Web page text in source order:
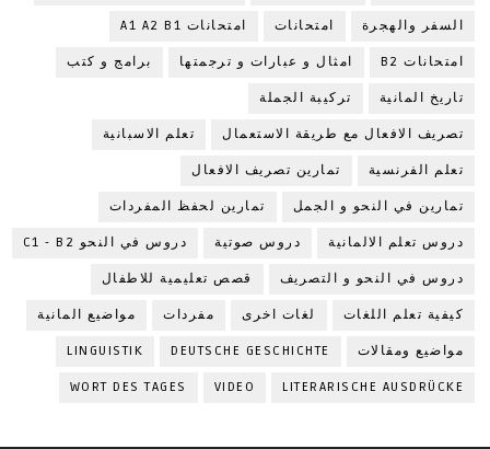
السفر والهجرة امتحانات امتحانات A1 A2 B1
امتحانات B2 امثال و عبارات و ترجمتها برامج و كتب
تاريخ المانية تركيبة الجملة
تصريف الافعال مع طريقة الاستعمال تعلم الاسبانية
تعلم الفرنسية تمارين تصريف الافعال
تمارين في النحو و الجمل تمارين لحفظ المفردات
دروس تعلم الالمانية دروس صوتية دروس في النحو C1 - B2
دروس في النحو و التصريف قصص تعليمية للاطفال
كيفية تعلم اللغات لغات اخرى مفردات مواضيع المانية
مواضيع ومقالات DEUTSCHE GESCHICHTE
LINGUISTIK
LITERARISCHE AUSDRÜCKE
VIDEO
WORT DES TAGES